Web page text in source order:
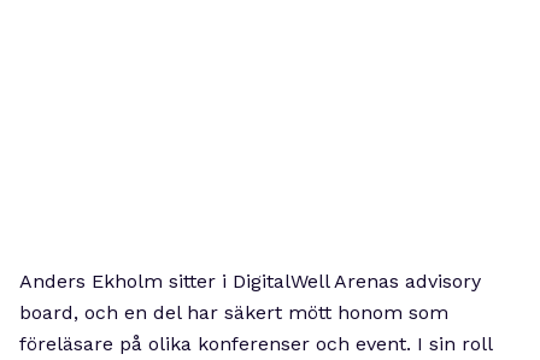
Anders Ekholm sitter i DigitalWell Arenas advisory
board, och en del har säkert mött honom som
föreläsare på olika konferenser och event. I sin roll